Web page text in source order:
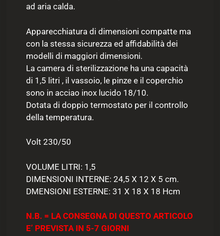
ad aria calda.
Apparecchiatura di dimensioni compatte ma
con la stessa sicurezza ed affidabilità dei
modelli di maggiori dimensioni.
La camera di sterilizzazione ha una capacità
di 1,5 litri , il vassoio, le pinze e il coperchio
sono in acciao inox lucido 18/10.
Dotata di doppio termostato per il controllo
della temperatura.
Volt 230/50
VOLUME LITRI: 1,5
DIMENSIONI INTERNE: 24,5 X 12 X 5 cm.
DMENSIONI ESTERNE: 31 X 18 X 18 Hcm
N.B. = LA CONSEGNA DI QUESTO ARTICOLO
E’ PREVISTA IN 5-7 GIORNI